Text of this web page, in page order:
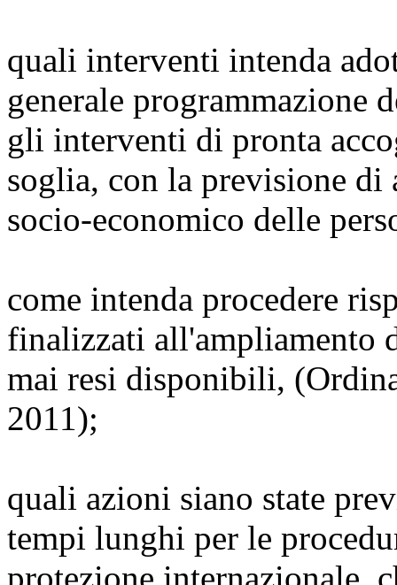
quali interventi intenda
generale programmazione
gli interventi di pronta
soglia, con la previsione
socio-economico delle
come intenda procedere
finalizzati all'ampliamento
mai resi disponibili,
2011);
quali azioni siano state
tempi lunghi per le
protezione internazionale,